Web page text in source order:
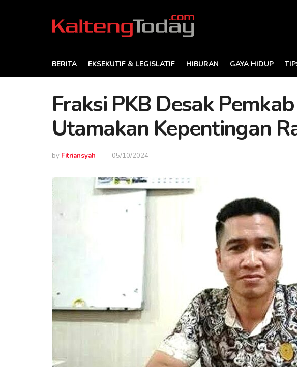
BERITA EKSEKUTIF & LEGISLATIF HIBURAN GAYA HIDUP
Fraksi PKB Desak
Utamakan Kepentingan
by Fitriansyah 05/10/2024